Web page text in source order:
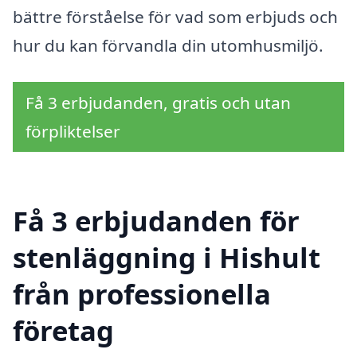
bättre förståelse för vad som erbjuds och
hur du kan förvandla din utomhusmiljö.
Få 3 erbjudanden, gratis och utan
förpliktelser
Få 3 erbjudanden för
stenläggning i Hishult
från professionella
företag